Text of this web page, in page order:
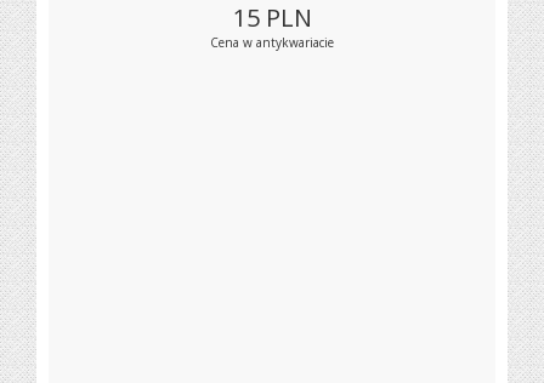
15 PLN
Cena w antykwariacie